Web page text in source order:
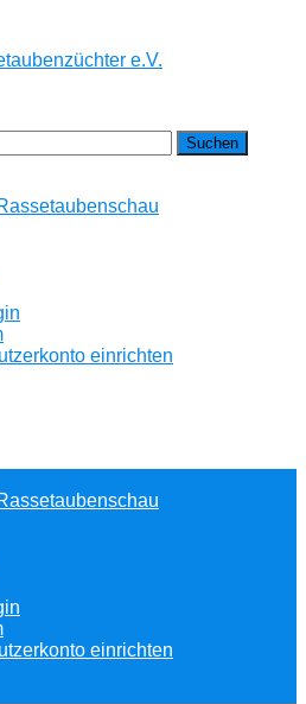
e.V.
einrichten
einrichten